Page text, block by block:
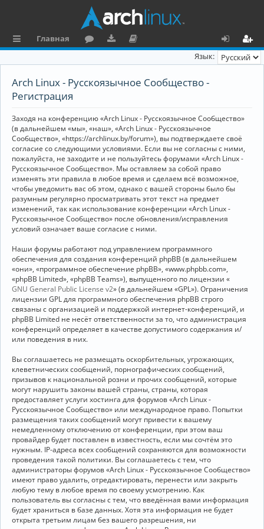
л
и
Главная
н
та
ц
и
я
х
ег
Язык:
Arch Linux - Русскоязычное Сообщество -
Регистрация
Заходя на конференцию «Arch Linux - Русскоязычное Сообщество»
(в дальнейшем «мы», «наш», «Arch Linux - Русскоязычное
Сообщество», «https://archlinux.by/forum»), вы подтверждаете своё
согласие со следующими условиями. Если вы не согласны с ними,
пожалуйста, не заходите и не пользуйтесь форумами «Arch Linux -
Русскоязычное Сообщество». Мы оставляем за собой право
изменять эти правила в любое время и сделаем всё возможное,
чтобы уведомить вас об этом, однако с вашей стороны было бы
разумным регулярно просматривать этот текст на предмет
изменений, так как использование конференции «Arch Linux -
Русскоязычное Сообщество» после обновления/исправления
условий означает ваше согласие с ними.
Наши форумы работают под управлением программного
обеспечения для создания конференций phpBB (в дальнейшем
«они», «программное обеспечение phpBB», «www.phpbb.com»,
«phpBB Limited», «phpBB Teams»), выпущенного по лицензии «
GNU General Public License v2» (в дальнейшем «GPL»). Ограничения
лицензии GPL для программного обеспечения phpBB строго
связаны с организацией и поддержкой интернет-конференций, и
phpBB Limited не несёт ответственности за то, что администрация
конференций определяет в качестве допустимого содержания и/
или поведения в них.
Вы соглашаетесь не размещать оскорбительных, угрожающих,
клеветнических сообщений, порнографических сообщений,
призывов к национальной розни и прочих сообщений, которые
могут нарушить законы вашей страны, страны, которая
предоставляет услуги хостинга для форумов «Arch Linux -
Русскоязычное Сообщество» или международное право. Попытки
размещения таких сообщений могут привести к вашему
немедленному отключению от конференции, при этом ваш
провайдер будет поставлен в известность, если мы сочтём это
нужным. IP-адреса всех сообщений сохраняются для возможности
проведения такой политики. Вы соглашаетесь с тем, что
администраторы форумов «Arch Linux - Русскоязычное Сообщество»
имеют право удалить, отредактировать, перенести или закрыть
любую тему в любое время по своему усмотрению. Как
пользователь вы согласны с тем, что введённая вами информация
будет храниться в базе данных. Хотя эта информация не будет
открыта третьим лицам без вашего разрешения, ни